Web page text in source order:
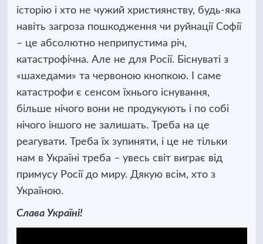
історію і хто не чужий християнству, будь-яка
навіть загроза пошкодження чи руйнації Софії
– це абсолютно неприпустима річ,
катастрофічна. Але не для Росії. Біснуваті з
«шахедами» та червоною кнопкою. І саме
катастрофи є сенсом їхнього існування,
більше нічого вони не продукують і по собі
нічого іншого не залишать. Треба на це
реагувати. Треба їх зупиняти, і це не тільки
нам в Україні треба – увесь світ виграє від
примусу Росії до миру. Дякую всім, хто з
Україною.
Слава Україні!